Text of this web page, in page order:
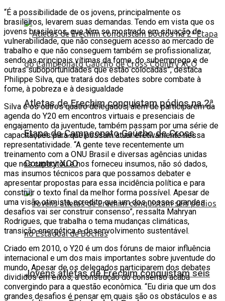
Atletas de Erechim conquistam pódios na 2ª
Etapa do Campeonato Gaúcho de Cross
Country XCO
Jovens atletas de Erechim conquistam seis
“É a possibilidade de os jovens, principalmente os
brasileiros, levarem suas demandas. Tendo em vista que os
jovens brasileiros, que têm se mostrado em situação de
vulnerabilidade, que não conseguem acesso ao mercado de
trabalho e que não conseguem também se profissionalizar,
sendo as principais vítimas da fome, do subemprego e de
outras suboportunidades que estão colocadas”, destaca
Philippe Silva, que tratará dos debates sobre combate à
fome, à pobreza e à desigualdade
Silva e os outros quatro delegados, além de participarem da
agenda do Y20 em encontros virtuais e presenciais de
engajamento da juventude, também passam por uma série de
capacitações para que possam atuar efetivamente nessa
representatividade. “A gente teve recentemente um
treinamento com a ONU Brasil e diversas agências unidas
que nos capacitou e nos forneceu insumos, não só dados,
mas insumos técnicos para que possamos debater e
apresentar propostas para essa incidência política e para
construir o texto final da melhor forma possível. Apesar de
uma visão otimista, acredito que um dos nossos grandes
desafios vai ser construir consenso”, ressalta Mahryan
Rodrigues, que trabalha o tema mudanças climáticas,
transição energética e desenvolvimento sustentável.
Criado em 2010, o Y20 é um dos fóruns de maior influência
internacional e um dos mais importantes sobre juventude do
mundo. Apesar de os delegados participarem dos debates
divididos em eixos, a construção do consenso acaba
convergindo para a questão econômica. “Eu diria que um dos
grandes desafios é pensar em quais são os obstáculos e as